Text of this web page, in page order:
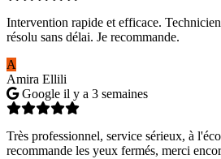
Intervention rapide et efficace.
résolu sans délai. Je recommande.
A
Amira Ellili
Google il y a 3 semaines
Très professionnel, service sérieux, à
recommande les yeux fermés, merci